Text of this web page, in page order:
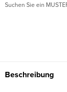
Suchen Sie ein
Beschreibung